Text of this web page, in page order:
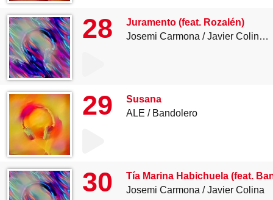
28
Juramento (feat. Rozalén)
Josemi Carmona
Javier Colina
29
Susana
ALE
Bandolero
30
Tía Marina Habichuela (feat.
Josemi Carmona
Javier Colina